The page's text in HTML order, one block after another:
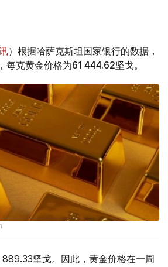
）根据哈萨克斯坦国家银行的数据，
克黄金价格为61 444.62坚戈。
坚戈。因此，黄金价格在一周